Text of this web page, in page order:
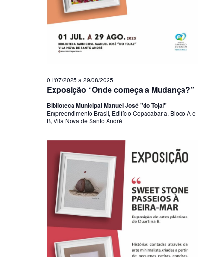
Exposição “Onde começa a Mudança?”
01/07/2025 a 29/08/2025
Biblioteca Municipal Manuel José "do Tojal"
Empreendimento Brasil, Edifício Copacabana, Bloco A e
B, Vila Nova de Santo André